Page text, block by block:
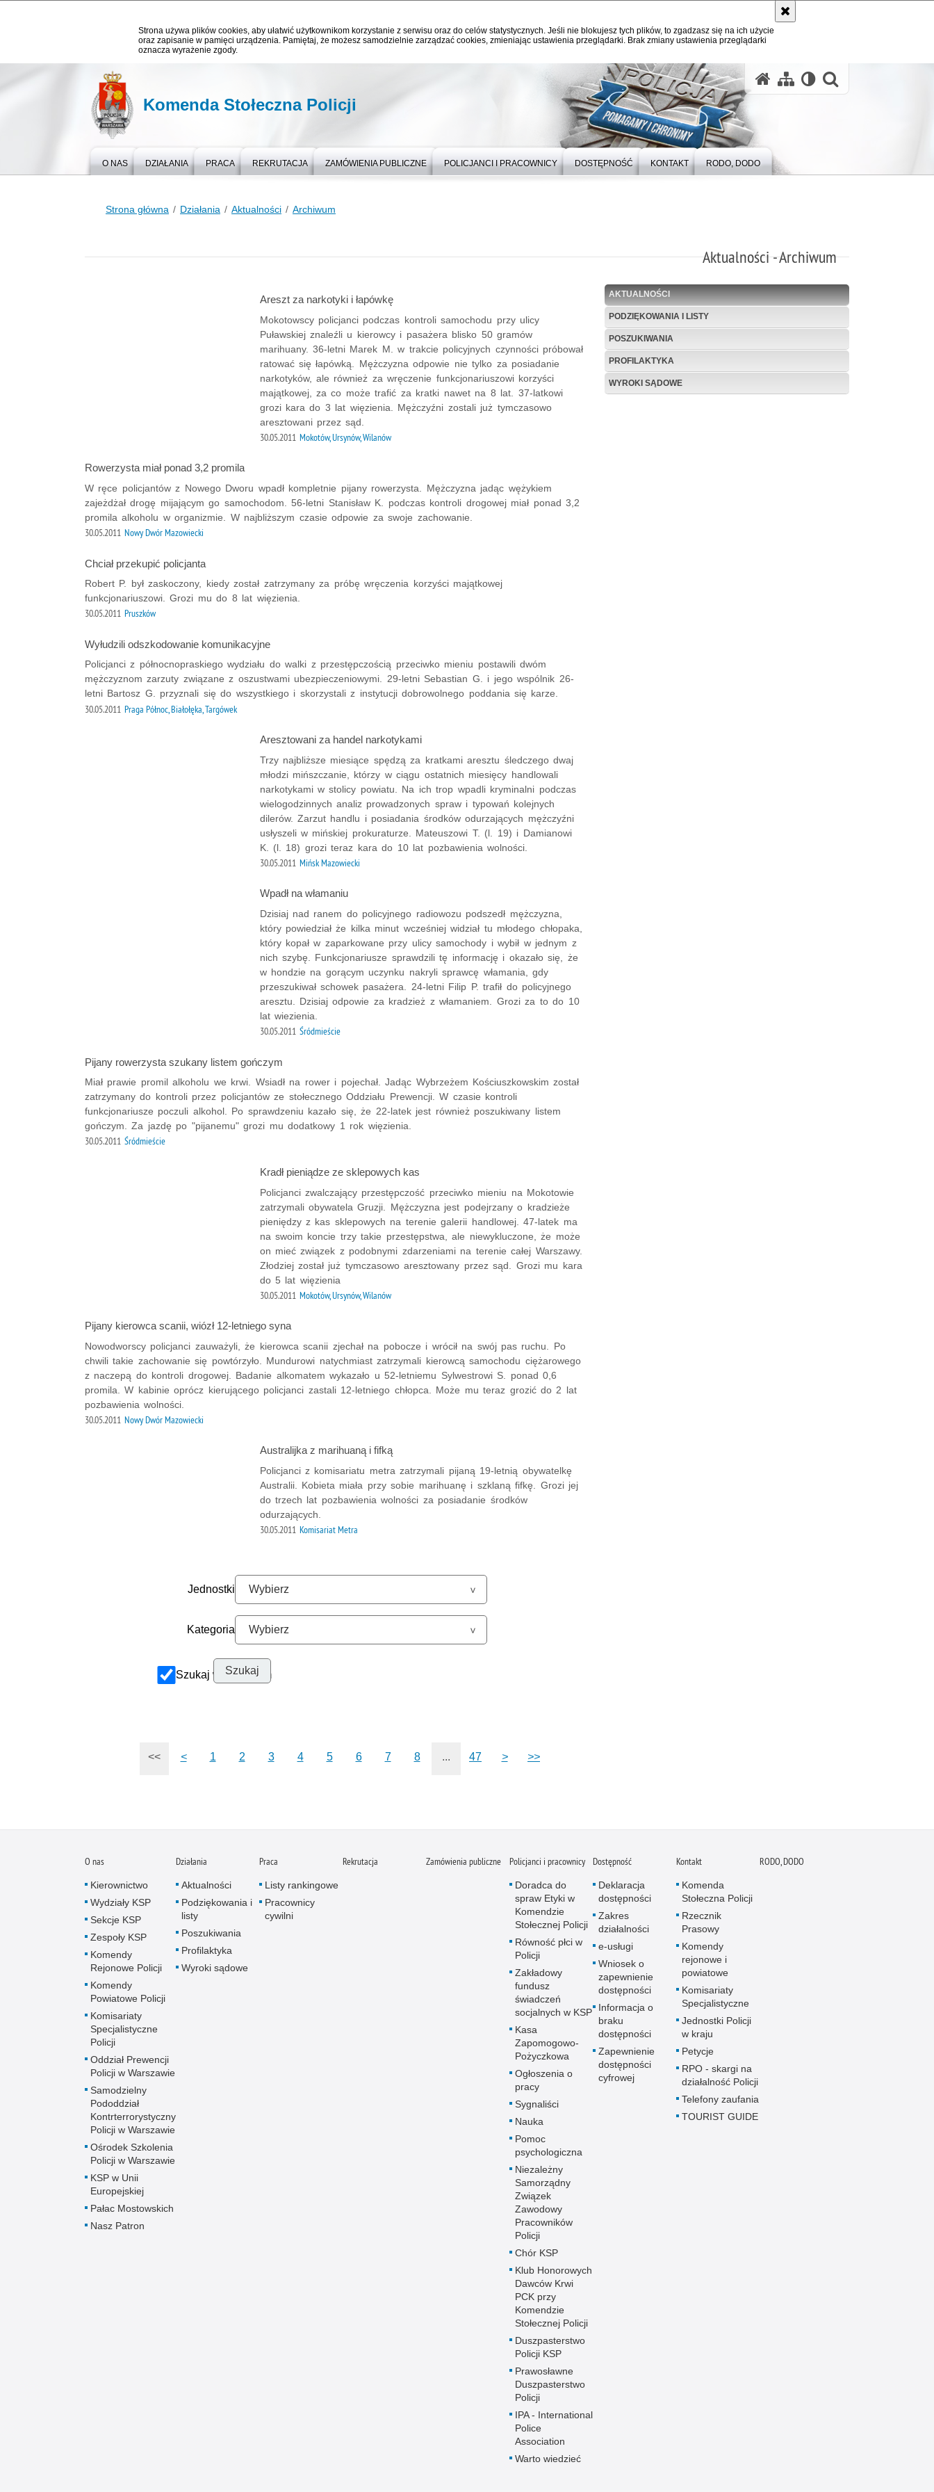
Strona używa plików cookies, aby ułatwić użytkownikom korzystanie z serwisu oraz do celów statystycznych. Jeśli nie blokujesz tych plików, to zgadzasz się na ich użycie
oraz zapisanie w pamięci urządzenia. Pamiętaj, że możesz samodzielnie zarządzać cookies, zmieniając ustawienia przeglądarki. Brak zmiany ustawienia przeglądarki
oznacza wyrażenie zgody.
Komenda Stołeczna Policji
O NAS DZIAŁANIA PRACA REKRUTACJA ZAMÓWIENIA PUBLICZNE POLICJANCI I PRACOWNICY DOSTĘPNOŚĆ KONTAKT RODO, DODO
Strona główna Działania Aktualności Archiwum
Aktualności - Archiwum
Areszt za narkotyki i łapówkę
Mokotowscy policjanci podczas kontroli samochodu przy ulicy
Puławskiej znaleźli u kierowcy i pasażera blisko 50 gramów
marihuany. 36-letni Marek M. w trakcie policyjnych czynności próbował
ratować się łapówką. Mężczyzna odpowie nie tylko za posiadanie
narkotyków, ale również za wręczenie funkcjonariuszowi korzyści
majątkowej, za co może trafić za kratki nawet na 8 lat. 37-latkowi
grozi kara do 3 lat więzienia. Mężczyźni zostali już tymczasowo
aresztowani przez sąd.
30.05.2011 Mokotów, Ursynów, Wilanów
Rowerzysta miał ponad 3,2 promila
W ręce policjantów z Nowego Dworu wpadł kompletnie pijany rowerzysta. Mężczyzna jadąc wężykiem
zajeżdżał drogę mijającym go samochodom. 56-letni Stanisław K. podczas kontroli drogowej miał ponad 3,2
promila alkoholu w organizmie. W najbliższym czasie odpowie za swoje zachowanie.
30.05.2011 Nowy Dwór Mazowiecki
Chciał przekupić policjanta
Robert P. był zaskoczony, kiedy został zatrzymany za próbę wręczenia korzyści majątkowej
funkcjonariuszowi. Grozi mu do 8 lat więzienia.
30.05.2011 Pruszków
Wyłudzili odszkodowanie komunikacyjne
Policjanci z północnopraskiego wydziału do walki z przestępczością przeciwko mieniu postawili dwóm
mężczyznom zarzuty związane z oszustwami ubezpieczeniowymi. 29-letni Sebastian G. i jego wspólnik 26-
letni Bartosz G. przyznali się do wszystkiego i skorzystali z instytucji dobrowolnego poddania się karze.
30.05.2011 Praga Północ, Białołęka, Targówek
Aresztowani za handel narkotykami
Trzy najbliższe miesiące spędzą za kratkami aresztu śledczego dwaj
młodzi mińszczanie, którzy w ciągu ostatnich miesięcy handlowali
narkotykami w stolicy powiatu. Na ich trop wpadli kryminalni podczas
wielogodzinnych analiz prowadzonych spraw i typowań kolejnych
dilerów. Zarzut handlu i posiadania środków odurzających mężczyźni
usłyszeli w mińskiej prokuraturze. Mateuszowi T. (l. 19) i Damianowi
K. (l. 18) grozi teraz kara do 10 lat pozbawienia wolności.
30.05.2011 Mińsk Mazowiecki
Wpadł na włamaniu
Dzisiaj nad ranem do policyjnego radiowozu podszedł mężczyzna,
który powiedział że kilka minut wcześniej widział tu młodego chłopaka,
który kopał w zaparkowane przy ulicy samochody i wybił w jednym z
nich szybę. Funkcjonariusze sprawdzili tę informację i okazało się, że
w hondzie na gorącym uczynku nakryli sprawcę włamania, gdy
przeszukiwał schowek pasażera. 24-letni Filip P. trafił do policyjnego
aresztu. Dzisiaj odpowie za kradzież z włamaniem. Grozi za to do 10
lat wiezienia.
30.05.2011 Śródmieście
Pijany rowerzysta szukany listem gończym
Miał prawie promil alkoholu we krwi. Wsiadł na rower i pojechał. Jadąc Wybrzeżem Kościuszkowskim został
zatrzymany do kontroli przez policjantów ze stołecznego Oddziału Prewencji. W czasie kontroli
funkcjonariusze poczuli alkohol. Po sprawdzeniu kazało się, że 22-latek jest również poszukiwany listem
gończym. Za jazdę po "pijanemu" grozi mu dodatkowy 1 rok więzienia.
30.05.2011 Śródmieście
Kradł pieniądze ze sklepowych kas
Policjanci zwalczający przestępczość przeciwko mieniu na Mokotowie
zatrzymali obywatela Gruzji. Mężczyzna jest podejrzany o kradzieże
pieniędzy z kas sklepowych na terenie galerii handlowej. 47-latek ma
na swoim koncie trzy takie przestępstwa, ale niewykluczone, że może
on mieć związek z podobnymi zdarzeniami na terenie całej Warszawy.
Złodziej został już tymczasowo aresztowany przez sąd. Grozi mu kara
do 5 lat więzienia
30.05.2011 Mokotów, Ursynów, Wilanów
Pijany kierowca scanii, wiózł 12-letniego syna
Nowodworscy policjanci zauważyli, że kierowca scanii zjechał na pobocze i wrócił na swój pas ruchu. Po
chwili takie zachowanie się powtórzyło. Mundurowi natychmiast zatrzymali kierowcą samochodu ciężarowego
z naczepą do kontroli drogowej. Badanie alkomatem wykazało u 52-letniemu Sylwestrowi S. ponad 0,6
promila. W kabinie oprócz kierującego policjanci zastali 12-letniego chłopca. Może mu teraz grozić do 2 lat
pozbawienia wolności.
30.05.2011 Nowy Dwór Mazowiecki
Australijka z marihuaną i fifką
Policjanci z komisariatu metra zatrzymali pijaną 19-letnią obywatelkę
Australii. Kobieta miała przy sobie marihuanę i szklaną fifkę. Grozi jej
do trzech lat pozbawienia wolności za posiadanie środków
odurzających.
30.05.2011 Komisariat Metra
Jednostki
Kategoria
Szukaj w archiwum
<< < 1 2 3 4 5 6 7 8 ... 47 > >>
AKTUALNOŚCI
PODZIĘKOWANIA I LISTY
POSZUKIWANIA
PROFILAKTYKA
WYROKI SĄDOWE
O nas
Kierownictwo
Wydziały KSP
Sekcje KSP
Zespoły KSP
Komendy
Rejonowe Policji
Komendy
Powiatowe Policji
Komisariaty
Specjalistyczne
Policji
Oddział Prewencji
Policji w Warszawie
Samodzielny
Pododdział
Kontrterrorystyczny
Policji w Warszawie
Ośrodek Szkolenia
Policji w Warszawie
KSP w Unii
Europejskiej
Pałac Mostowskich
Nasz Patron
Działania
Aktualności
Podziękowania i
listy
Poszukiwania
Profilaktyka
Wyroki sądowe
Praca
Listy rankingowe
Pracownicy
cywilni
Rekrutacja Zamówienia publiczne Policjanci i pracownicy
Doradca do
spraw Etyki w
Komendzie
Stołecznej Policji
Równość płci w
Policji
Zakładowy
fundusz
świadczeń
socjalnych w KSP
Kasa
Zapomogowo-
Pożyczkowa
Ogłoszenia o
pracy
Sygnaliści
Nauka
Pomoc
psychologiczna
Niezależny
Samorządny
Związek
Zawodowy
Pracowników
Policji
Chór KSP
Klub Honorowych
Dawców Krwi
PCK przy
Komendzie
Stołecznej Policji
Duszpasterstwo
Policji KSP
Prawosławne
Duszpasterstwo
Policji
IPA - International
Police
Association
Warto wiedzieć
Dostępność
Deklaracja
dostępności
Zakres
działalności
e-usługi
Wniosek o
zapewnienie
dostępności
Informacja o
braku
dostępności
Zapewnienie
dostępności
cyfrowej
Kontakt
Komenda
Stołeczna Policji
Rzecznik
Prasowy
Komendy
rejonowe i
powiatowe
Komisariaty
Specjalistyczne
Jednostki Policji
w kraju
Petycje
RPO - skargi na
działalność Policji
Telefony zaufania
TOURIST GUIDE
RODO, DODO